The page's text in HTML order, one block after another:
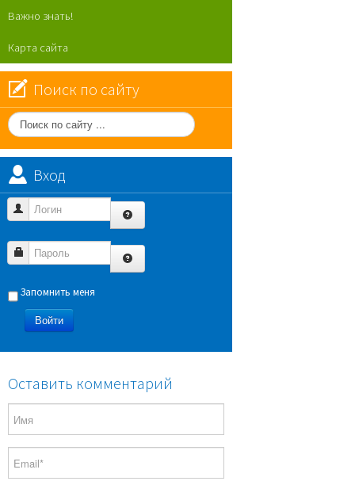
Важно знать!
Карта сайта
Поиск по сайту
Поиск
по
сайту
Вход
Логин
Пароль
Запомнить меня
Войти
Оставить комментарий